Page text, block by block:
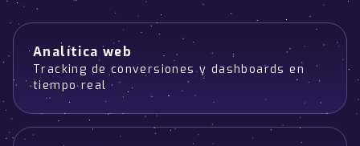
Analítica web
Tracking de conversiones y dashboards en
tiempo real